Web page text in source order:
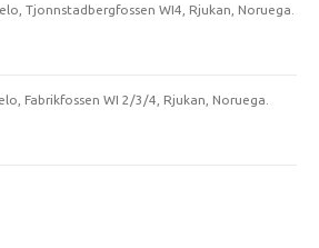
Tjonnstadbergfossen WI4, Rjukan, Noruega.
Fabrikfossen WI 2/3/4, Rjukan, Noruega.